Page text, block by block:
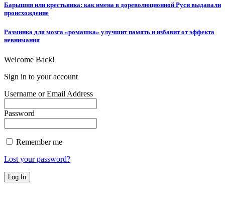
Барышня или крестьянка: как имена в дореволюционной Руси выдавали
происхождение
Разминка для мозга «ромашка» улучшит память и избавит от эффекта
невнимания
Welcome Back!
Sign in to your account
Username or Email Address
Password
Remember me
Lost your password?